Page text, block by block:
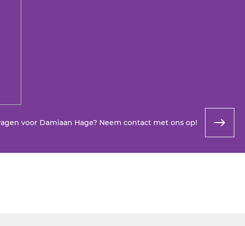
voor Damiaan Hage? Neem contact met ons op!